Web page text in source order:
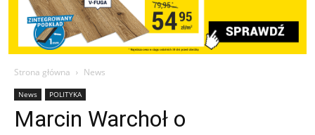
Strona główna News
News POLITYKA
Marcin Warchoł o